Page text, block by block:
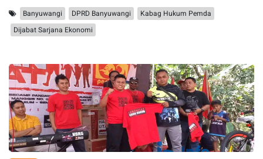
Banyuwangi DPRD Banyuwangi
Kabag Hukum Pemda
Dijabat Sarjana Ekonomi